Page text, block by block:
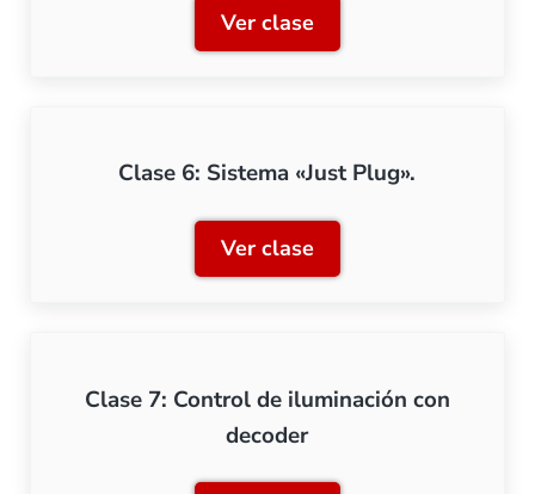
Ver claseClase 5: Iluminación de
Clase 6: Sistema «Just Plug».
Ver claseClase 6: Sistema «Just
Clase 7: Control de iluminación con
decoder